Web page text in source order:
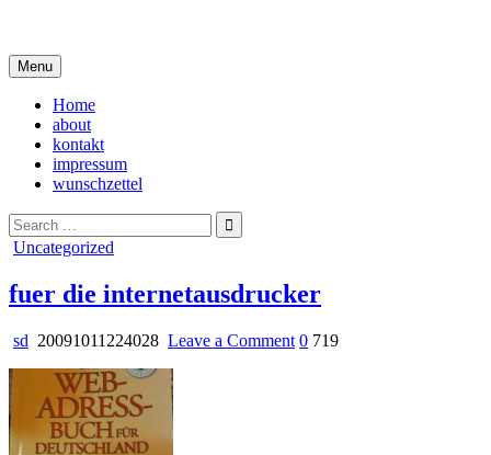
content
Menu
Home
about
kontakt
impressum
wunschzettel
Search
for:
Posted
Uncategorized
fuer die internetausdrucker
sd 20091011224028 Leave a Commenton
0 719